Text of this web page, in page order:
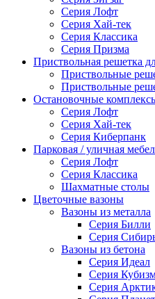
Серия Лофт
Серия Хай-тек
Серия Классика
Серия Призма
Приствольная решетка
Приствольные
Приствольные
Остановочные
Серия Лофт
Серия Хай-тек
Серия Киберпанк
Парковая / уличная
Серия Лофт
Серия Классика
Шахматные столы
Цветочные вазоны
Вазоны из металла
Серия Билли
Серия
Вазоны из бетона
Серия Идеал
Серия
Серия